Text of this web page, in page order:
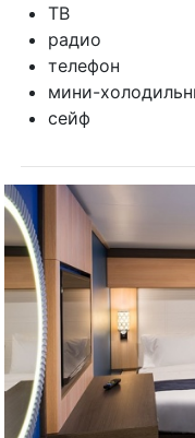
ТВ
радио
телефон
мини-
сейф